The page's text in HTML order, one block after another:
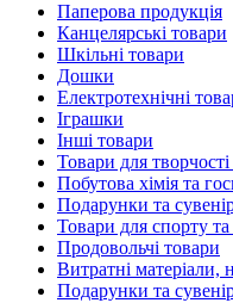
Паперова продукція
Канцелярські товари
Шкільні товари
Дошки
Електротехнічні
Іграшки
Інші товари
Товари для творчості
Побутова хімія та
Подарунки та
Товари для спорту
Продовольчі товари
Витратні матеріали,
Подарунки та